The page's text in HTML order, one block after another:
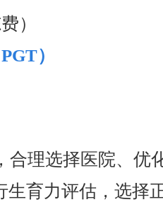
）
）
合理选择医院、优
育力评估，选择